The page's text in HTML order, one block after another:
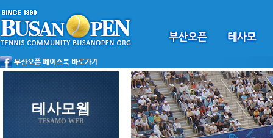
테사모웹
TESAMO WEB